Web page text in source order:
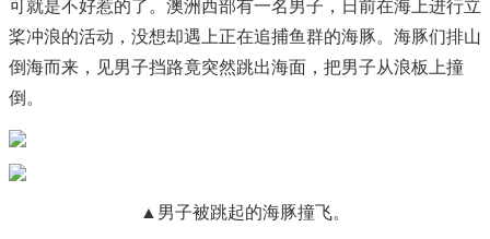
可就是不好惹的了。澳洲西部有一名男子，日前在海上进行立
桨冲浪的活动，没想却遇上正在追捕鱼群的海豚。海豚们排山
倒海而来，见男子挡路竟突然跳出海面，把男子从浪板上撞
倒。
▲男子被跳起的海豚撞飞。